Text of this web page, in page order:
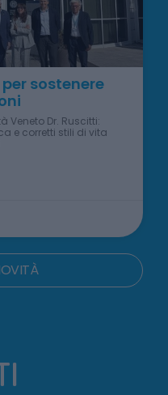
sostenere
Veneto Dr. Ruscitti:
e corretti stili di vita